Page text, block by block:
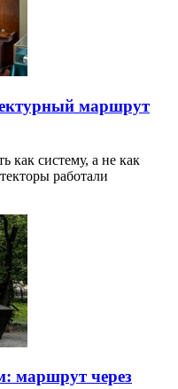
маршрут
как систему, а не как
работали
маршрут через